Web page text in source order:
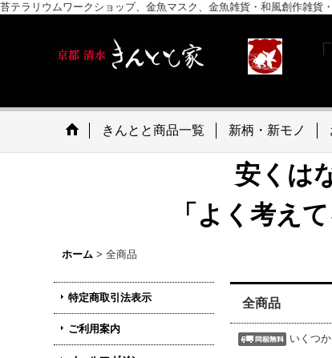
苔テラリウムワークショップ、金魚マスク、金魚雑貨・和風創作雑貨
きんとと商品一覧 新柄・新モノ
安くは
「よく考え
ホーム > 全商品
特定商取引法表示
ご利用案内
全商品
いくつ